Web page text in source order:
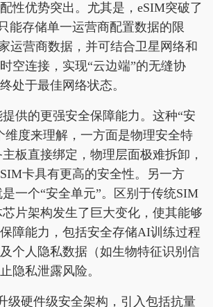
性优势突出。尤其是，eSIM突破了
能存储单一运营商配置数据的限
运营商数据，并可结合卫星网络和
空连接，实现“云边端”的无缝协
处于最佳网络状态。
供的更强安全保障能力。这种“安
维度来理解，一方面是物理安全特
板直接绑定，物理层面极难拆卸，
卡具有更高的安全性。另一方
一个“安全单元”。区别于传统SIM
片架构发生了巨大变化，使其能够
障能力，包括安全存储AI训练过程
个人隐私数据（如生物特征识别信
隐私泄露风险。
级硬件级安全架构，引入包括抗量